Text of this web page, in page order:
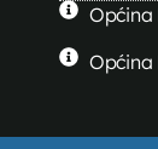
Općina